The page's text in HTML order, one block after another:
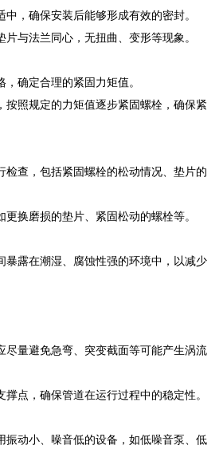
，确保安装后能够形成有效的密封。
与法兰同心，无扭曲、变形等现象。
确定合理的紧固力矩值。
照规定的力矩值逐步紧固螺栓，确保紧
查，包括紧固螺栓的松动情况、垫片的
换磨损的垫片、紧固松动的螺栓等。
露在潮湿、腐蚀性强的环境中，以减少
量避免急弯、突变截面等可能产生涡流
点，确保管道在运行过程中的稳定性。
动小、噪音低的设备，如低噪音泵、低